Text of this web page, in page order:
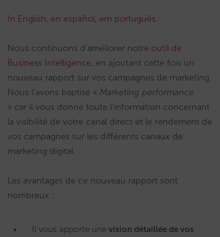
In English, en español, em português.
Nous continuons d’améliorer notre outil de
Business Intelligence, en ajoutant cette fois un
nouveau rapport sur vos campagnes de marketing.
Nous l’avons baptisé « Marketing performance
» car il vous donne toute l’information concernant
la visibilité de votre canal direct et le rendement de
vos campagnes sur les différents canaux de
marketing digital.
Les avantages de ce nouveau rapport sont
nombreux :
Il vous apporte une vision détaillée de vos